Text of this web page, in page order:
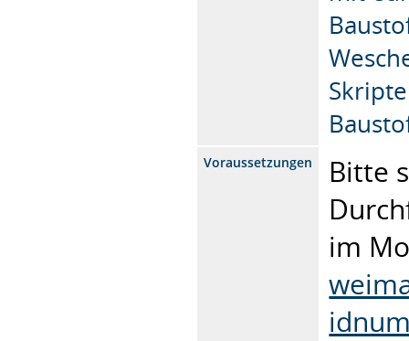
Skripte
Voraussetzungen
Bitte
im